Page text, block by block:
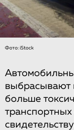
Фото: iStock
выбрасывают
больше